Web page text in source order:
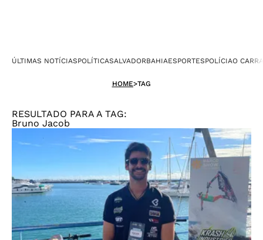
ÚLTIMAS NOTÍCIASPOLÍTICASALVADORBAHIAESPORTESPOLÍCIAO
HOME>TAG
RESULTADO PARA A TAG:
Bruno Jacob